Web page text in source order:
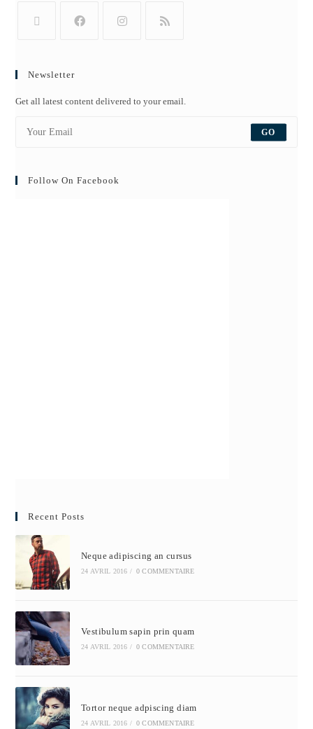
Newsletter
Get all latest content delivered to your email.
GO
Follow On Facebook
Recent Posts
Neque adipiscing an cursus
24 AVRIL 2016 / 0 COMMENTAIRE
Vestibulum sapin prin quam
24 AVRIL 2016 / 0 COMMENTAIRE
Tortor neque adpiscing diam
24 AVRIL 2016 / 0 COMMENTAIRE